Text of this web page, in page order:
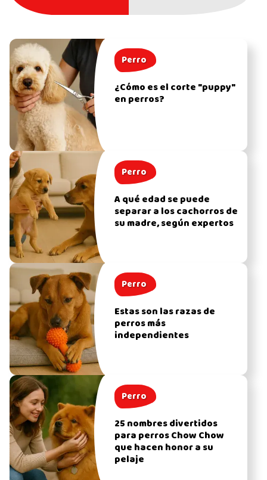
Perro
¿Cómo es el corte "puppy"
en perros?
Perro
A qué edad se puede
separar a los cachorros de
su madre, según expertos
Perro
Estas son las razas de
perros más
independientes
Perro
25 nombres divertidos
para perros Chow Chow
que hacen honor a su
pelaje